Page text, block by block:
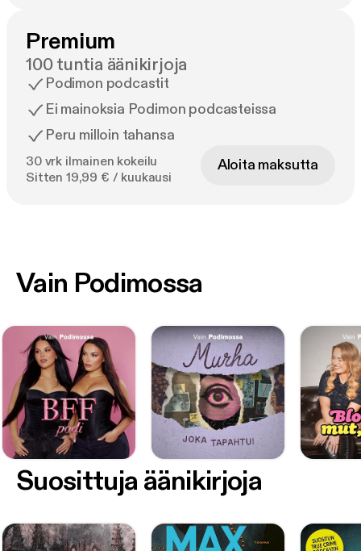
Premium
100 tuntia äänikirjoja
Podimon podcastit
Ei mainoksia Podimon podcasteissa
Peru milloin tahansa
30 vrk ilmainen kokeilu
Sitten 19,99 € / kuukausi
Aloita maksutta
Vain Podimossa
Suosittuja äänikirjoja